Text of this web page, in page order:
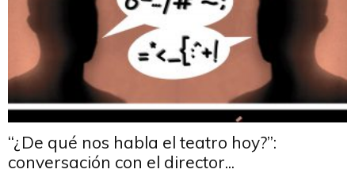
“¿De qué nos habla el teatro hoy?”:
conversación con el director...